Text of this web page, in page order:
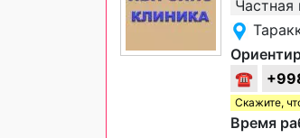
Частная
☎
Скажите,
Время